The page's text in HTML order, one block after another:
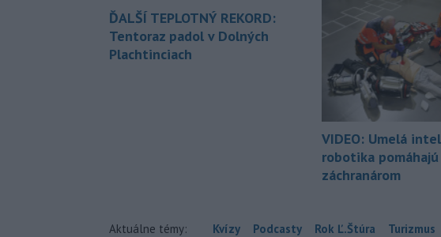
ĎALŠÍ TEPLOTNÝ REKORD:
Tentoraz padol v Dolných
Plachtinciach
VIDEO: Umelá
robotika
záchranárom
Aktuálne témy: Kvízy Podcasty Rok Ľ.Štúra Turizmus